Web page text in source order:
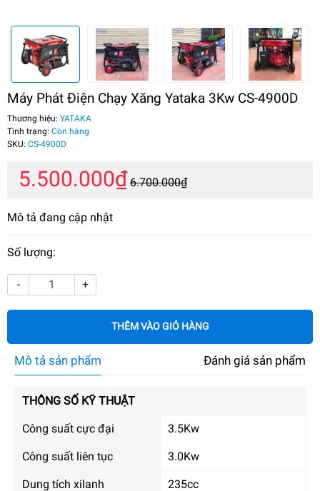
Máy Phát Điện Chạy Xăng Yataka 3Kw CS-4900D
Thương hiệu: YATAKA
Tình trạng: Còn hàng
SKU: CS-4900D
5.500.000₫ 6.700.000₫
Mô tả đang cập nhật
Số lượng:
- +
THÊM VÀO GIỎ HÀNG
Mô tả sản phẩm Đánh giá sản phẩm
THÔNG SỐ KỸ THUẬT
Công suất cực đại 3.5Kw
Công suất liên tục 3.0Kw
Dung tích xilanh 235cc